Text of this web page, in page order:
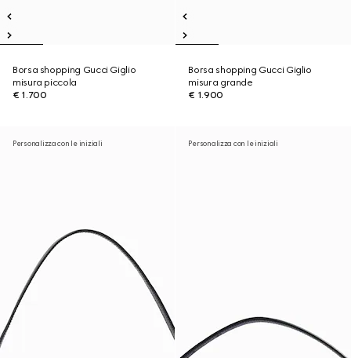
Borsa shopping Gucci Giglio
misura piccola
€ 1.700
Borsa shopping Gucci Giglio
misura grande
€ 1.900
Personalizza con le iniziali Personalizza con le iniziali